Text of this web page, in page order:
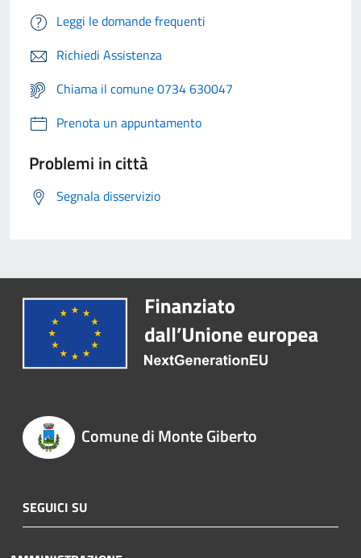
Leggi le domande frequenti
Richiedi Assistenza
Chiama il comune 0734 630047
Prenota un appuntamento
Problemi in città
Segnala disservizio
Comune di Monte Giberto
SEGUICI SU